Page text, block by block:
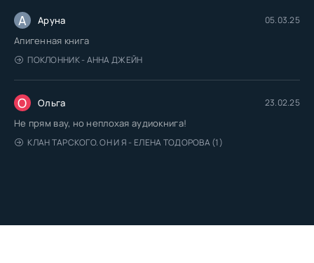
А Аруна 05.03.25
Апигенная книга
ПОКЛОННИК - АННА ДЖЕЙН
О Ольга 23.02.25
Не прям вау, но неплохая аудиокнига!
КЛАН ТАРСКОГО. ОН И Я - ЕЛЕНА ТОДОРОВА (1)